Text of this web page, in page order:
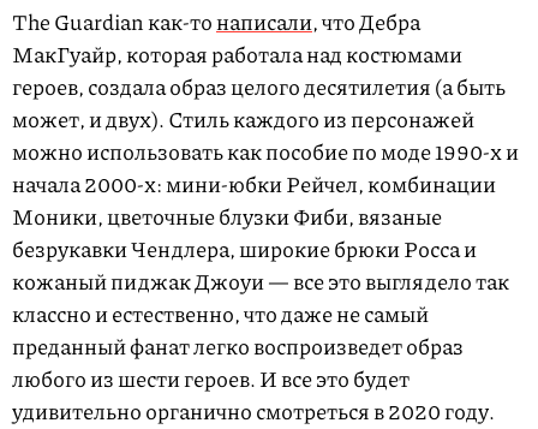
The Guardian как-тонаписали, что Дебра
МакГуайр, которая работала над костюмами
героев, создала образ целого десятилетия (а быть
может, и двух). Стиль каждого из персонажей
можно использовать как пособие по моде 1990-х и
начала 2000-х: мини-юбки Рейчел, комбинации
Моники, цветочные блузки Фиби, вязаные
безрукавки Чендлера, широкие брюки Росса и
кожаный пиджак Джоуи — все это выглядело так
классно и естественно, что даже не самый
преданный фанат легко воспроизведет образ
любого из шести героев. И все это будет
удивительно органично смотреться в 2020 году.